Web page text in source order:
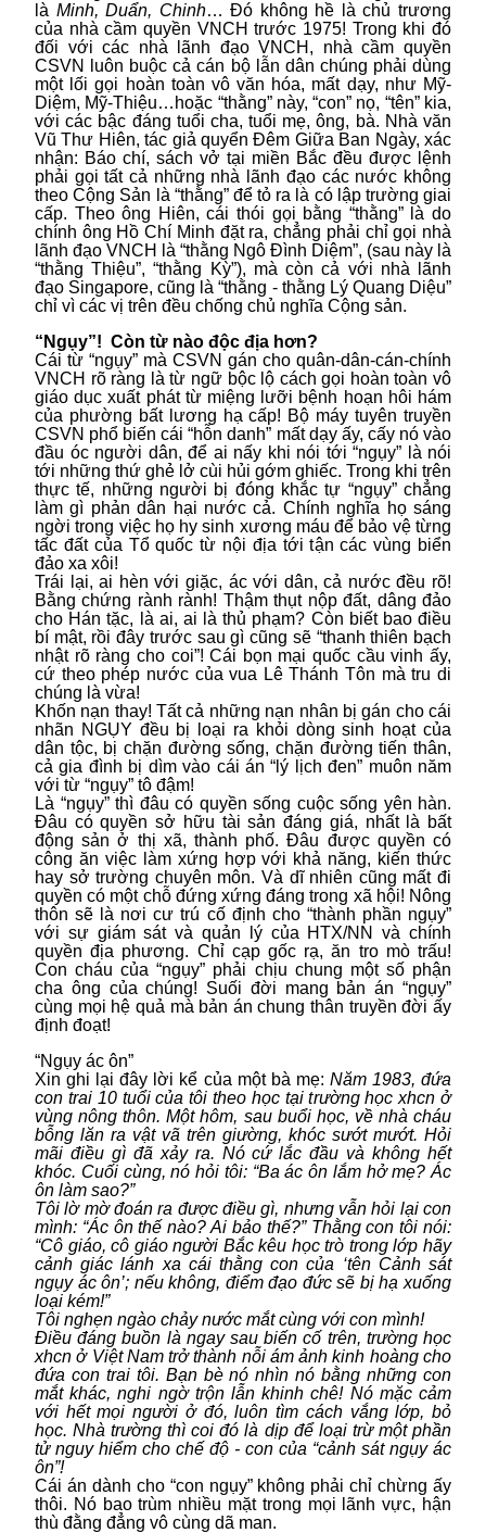
là Minh, Duẩn, Chinh… Đó không hề là chủ trương
của nhà cầm quyền VNCH trước 1975! Trong khi đó
đối với các nhà lãnh đạo VNCH, nhà cầm quyền
CSVN luôn buộc cả cán bộ lẫn dân chúng phải dùng
một lối gọi hoàn toàn vô văn hóa, mất dạy, như Mỹ-
Diệm, Mỹ-Thiệu…hoặc “thằng” này, “con” nọ, “tên” kia,
với các bậc đáng tuổi cha, tuổi mẹ, ông, bà. Nhà văn
Vũ Thư Hiên, tác giả quyển Đêm Giữa Ban Ngày, xác
nhận: Báo chí, sách vở tại miền Bắc đều được lệnh
phải gọi tất cả những nhà lãnh đạo các nước không
theo Cộng Sản là “thằng” để tỏ ra là có lập trường giai
cấp. Theo ông Hiên, cái thói gọi bằng “thằng” là do
chính ông Hồ Chí Minh đặt ra, chẳng phải chỉ gọi nhà
lãnh đạo VNCH là “thằng Ngô Đình Diệm”, (sau này là
“thằng Thiệu”, “thằng Kỳ”), mà còn cả với nhà lãnh
đạo Singapore, cũng là “thằng - thằng Lý Quang Diệu”
chỉ vì các vị trên đều chống chủ nghĩa Cộng sản.
“Ngụy”! Còn từ nào độc địa hơn?
Cái từ “ngụy” mà CSVN gán cho quân-dân-cán-chính
VNCH rõ ràng là từ ngữ bộc lộ cách gọi hoàn toàn vô
giáo dục xuất phát từ miệng lưỡi bệnh hoạn hôi hám
của phường bất lương hạ cấp! Bộ máy tuyên truyền
CSVN phổ biến cái “hỗn danh” mất dạy ấy, cấy nó vào
đầu óc người dân, để ai nấy khi nói tới “ngụy” là nói
tới những thứ ghẻ lở cùi hủi gớm ghiếc. Trong khi trên
thực tế, những người bị đóng khắc tự “ngụy” chẳng
làm gì phản dân hại nước cả. Chính nghĩa họ sáng
ngời trong việc họ hy sinh xương máu để bảo vệ từng
tấc đất của Tổ quốc từ nội địa tới tận các vùng biển
đảo xa xôi!
Trái lại, ai hèn với giặc, ác với dân, cả nước đều rõ!
Bằng chứng rành rành! Thậm thụt nộp đất, dâng đảo
cho Hán tặc, là ai, ai là thủ phạm? Còn biết bao điều
bí mật, rồi đây trước sau gì cũng sẽ “thanh thiên bạch
nhật rõ ràng cho coi”! Cái bọn mại quốc cầu vinh ấy,
cứ theo phép nước của vua Lê Thánh Tôn mà tru di
chúng là vừa!
Khốn nạn thay! Tất cả những nạn nhân bị gán cho cái
nhãn NGỤY đều bị loại ra khỏi dòng sinh hoạt của
dân tộc, bị chặn đường sống, chặn đường tiến thân,
cả gia đình bị dìm vào cái án “lý lịch đen” muôn năm
với từ “ngụy” tô đậm!
Là “ngụy” thì đâu có quyền sống cuộc sống yên hàn.
Đâu có quyền sở hữu tài sản đáng giá, nhất là bất
động sản ở thị xã, thành phố. Đâu được quyền có
công ăn việc làm xứng hợp với khả năng, kiến thức
hay sở trường chuyên môn. Và dĩ nhiên cũng mất đi
quyền có một chỗ đứng xứng đáng trong xã hội! Nông
thôn sẽ là nơi cư trú cố định cho “thành phần ngụy”
với sự giám sát và quản lý của HTX/NN và chính
quyền địa phương. Chỉ cạp gốc rạ, ăn tro mò trấu!
Con cháu của “ngụy” phải chịu chung một số phận
cha ông của chúng! Suối đời mang bản án “ngụy”
cùng mọi hệ quả mà bản án chung thân truyền đời ấy
định đoạt!
“Ngụy ác ôn”
Xin ghi lại đây lời kể của một bà mẹ: Năm 1983, đứa
con trai 10 tuổi của tôi theo học tại trường học xhcn ở
vùng nông thôn. Một hôm, sau buổi học, về nhà cháu
bỗng lăn ra vật vã trên giường, khóc sướt mướt. Hỏi
mãi điều gì đã xảy ra. Nó cứ lắc đầu và không hết
khóc. Cuối cùng, nó hỏi tôi: “Ba ác ôn lắm hở mẹ? Ác
ôn làm sao?”
Tôi lờ mờ đoán ra được điều gì, nhưng vẫn hỏi lại con
mình: “Ác ôn thế nào? Ai bảo thế?” Thằng con tôi nói:
“Cô giáo, cô giáo người Bắc kêu học trò trong lớp hãy
cảnh giác lánh xa cái thằng con của ‘tên Cảnh sát
ngụy ác ôn’; nếu không, điểm đạo đức sẽ bị hạ xuống
loại kém!”
Tôi nghẹn ngào chảy nước mắt cùng với con mình!
Điều đáng buồn là ngay sau biến cố trên, trường học
xhcn ở Việt Nam trở thành nỗi ám ảnh kinh hoàng cho
đứa con trai tôi. Bạn bè nó nhìn nó bằng những con
mắt khác, nghi ngờ trộn lẫn khinh chê! Nó mặc cảm
với hết mọi người ở đó, luôn tìm cách vắng lớp, bỏ
học. Nhà trường thì coi đó là dịp để loại trừ một phần
tử nguy hiểm cho chế độ - con của “cảnh sát ngụy ác
ôn”!
Cái án dành cho “con ngụy” không phải chỉ chừng ấy
thôi. Nó bao trùm nhiều mặt trong mọi lãnh vực, hận
thù đằng đẳng vô cùng dã man.